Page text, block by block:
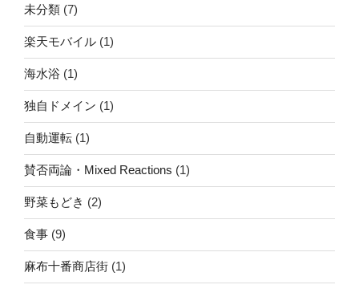
未分類 (7)
楽天モバイル (1)
海水浴 (1)
独自ドメイン (1)
自動運転 (1)
賛否両論・Mixed Reactions (1)
野菜もどき (2)
食事 (9)
麻布十番商店街 (1)